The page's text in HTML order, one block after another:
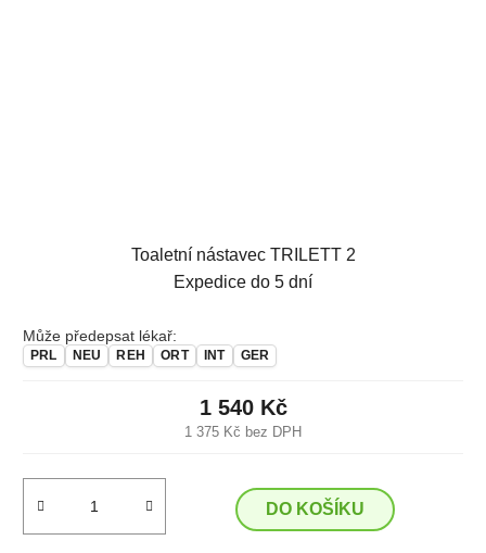
Toaletní nástavec TRILETT 2
Expedice do 5 dní
Může předepsat lékař:
PRL NEU REH ORT INT GER
1 375 Kč bez DPH
1 540 Kč
DO KOŠÍKU